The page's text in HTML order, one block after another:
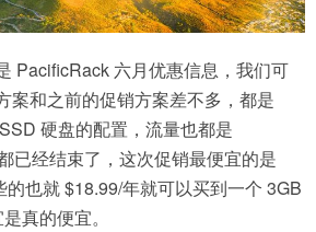
PacificRack 六月优惠信息，我们可
案和之前的促销方案差不多，都是
硬盘的配置，流量也都是
已经结束了，这次促销最便宜的是
也就 $18.99/年就可以买到一个 3GB
真的便宜。